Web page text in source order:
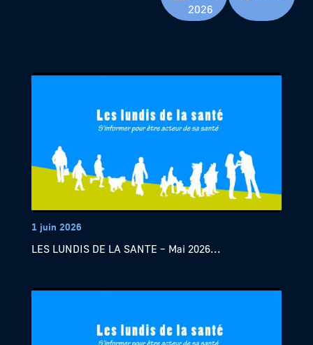
2026
1 juin 2026
LES LUNDIS DE LA SANTE – Mai 2026...